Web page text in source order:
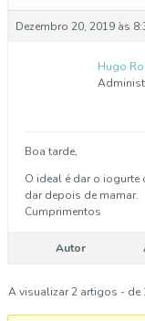
Dezembro 20, 2019 às
Hugo
Boa tarde,
O ideal é dar o iogurte
dar depois de mamar.
Cumprimentos
Autor
A visualizar 2 artigos - de